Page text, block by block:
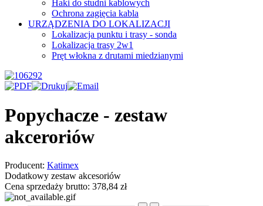
Haki do studni kablowych
Ochrona zagięcia kabla
URZĄDZENIA DO LOKALIZACJI
Lokalizacja punktu i trasy - sonda
Lokalizacja trasy 2w1
Pręt włokna z drutami miedzianymi
Popychacze - zestaw
akceroriów
Producent: Katimex
Dodatkowy zestaw akcesoriów
Cena sprzedaży brutto: 378,84 zł